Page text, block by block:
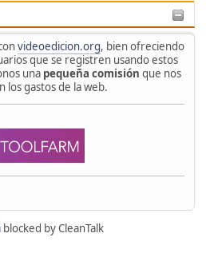
videoedicion.org, bien ofreciendo
que se registren usando estos
una pequeña comisión que nos
los gastos de la web.
blocked by CleanTalk